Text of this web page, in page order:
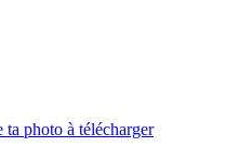
photo à télécharger